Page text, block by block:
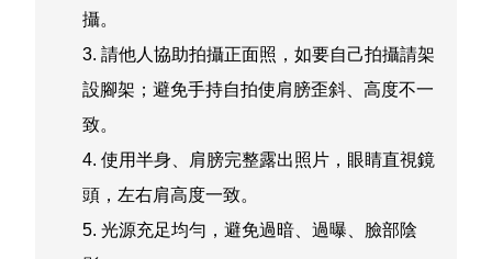
攝。
3. 請他人協助拍攝正面照，如要自己拍攝請架
設腳架；避免手持自拍使肩膀歪斜、高度不一
致。
4. 使用半身、肩膀完整露出照片，眼睛直視鏡
頭，左右肩高度一致。
5. 光源充足均勻，避免過暗、過曝、臉部陰